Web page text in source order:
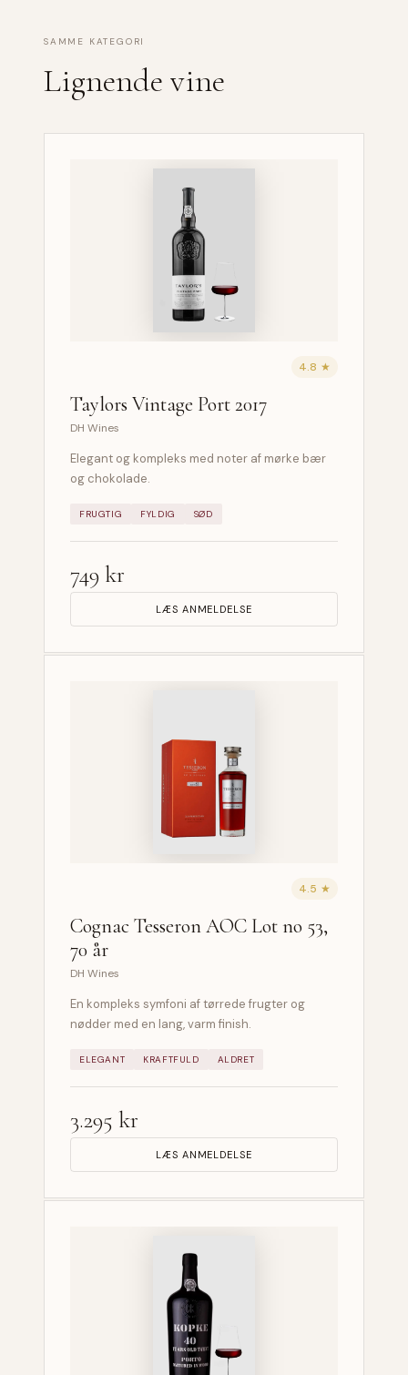
SAMME KATEGORI
Lignende vine
4.8 ★
Taylors Vintage Port 2017
DH Wines
Elegant og kompleks med noter af mørke bær
og chokolade.
FRUGTIG FYLDIG SØD
749 kr
LÆS ANMELDELSE
4.5 ★
Cognac Tesseron AOC Lot no 53,
70 år
DH Wines
En kompleks symfoni af tørrede frugter og
nødder med en lang, varm finish.
ELEGANT KRAFTFULD ALDRET
3.295 kr
LÆS ANMELDELSE